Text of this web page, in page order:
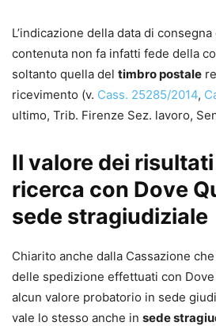
L’indicazione della data di
contenuta non fa infatti fede della
soltanto quella del timbro postale
ricevimento (v. Cass. 25285/2014,
ultimo, Trib. Firenze Sez. lavoro,
Il valore dei
ricerca con Dove
sede stragiudiziale
Chiarito anche dalla Cassazione
delle spedizione effettuati con
alcun valore probatorio in sede
vale lo stesso anche in sede